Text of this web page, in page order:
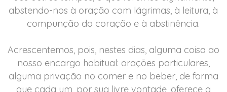
abstendo-nos à oração com lágrimas, à leitura, à
compunção do coração e à abstinência.
Acrescentemos, pois, nestes dias, alguma coisa ao
nosso encargo habitual: orações particulares,
alguma privação no comer e no beber, de forma
que cada um, por sua livre vontade, oferece a